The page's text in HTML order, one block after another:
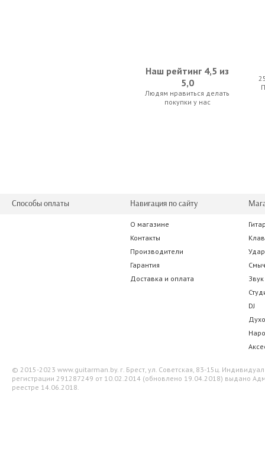
Kapaier 610 KPE 4/4-3/4 Anton Breton
52.50 р.
Anton Breton
Наш рейтинг 4,5 из
5,0
Людям нравиться делать
покупки у нас
Способы оплаты Навигация по сайту
О магазине
Контакты
Производители
Гарантия
Доставка и оплата
Звук
DJ
© 2015-2023 www.guitarman.by. г. Брест, ул. Советская, 83-15ц.
регистрации 291287249 от 10.02.2014 (обновлено 19.04.2018) выдано
реестре 14.06.2018.